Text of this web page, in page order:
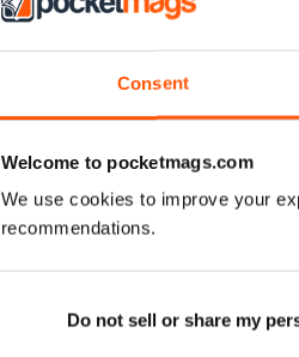
Consent
Welcome to pocketmags.com
We use cookies to improve your
recommendations.
Do not sell or share my
Issue 127
Comprar para€6,99
Ver|Adicionar ao carrinho